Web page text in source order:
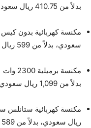
بدلاً من 410.75 ريال سعودي.
سعودي، بدلاً من 599 ريال سعودي.
بدلاً من 1,099 ريال سعودي.
ريال سعودي، بدلاً من 589 ريال سعودي.